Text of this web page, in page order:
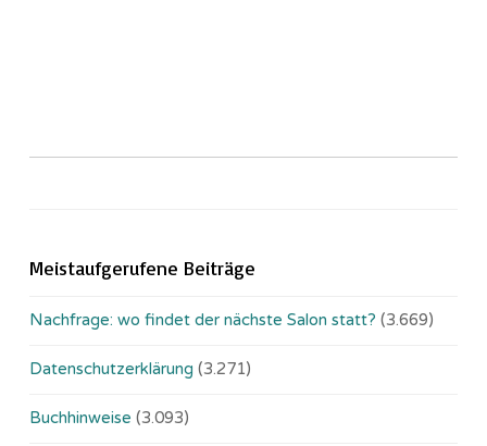
Meistaufgerufene Beiträge
Nachfrage: wo findet der nächste Salon statt? (3.669)
Datenschutzerklärung (3.271)
Buchhinweise (3.093)